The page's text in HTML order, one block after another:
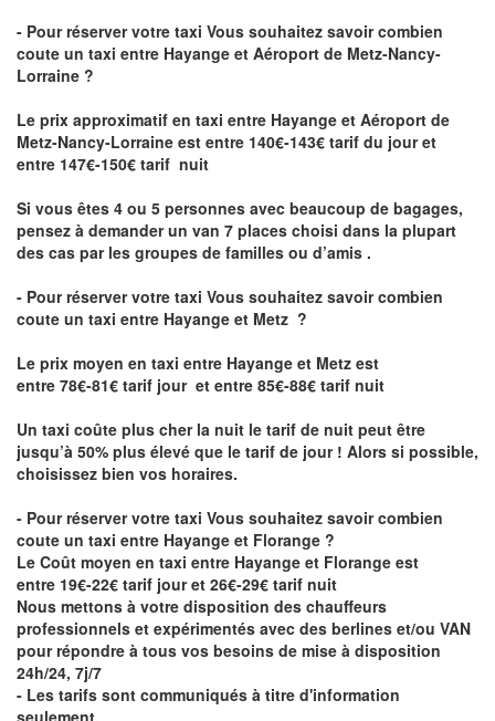
- Pour réserver votre taxi Vous souhaitez savoircombien
coute un taxi entre Hayange et Aéroport de Metz-Nancy-
Lorraine ?
Le prix approximatif en taxi entre Hayange et Aéroport de
Metz-Nancy-Lorraine est entre 140€-143€ tarif du jour et
entre 147€-150€ tarif nuit
Si vous êtes 4 ou 5 personnes avec beaucoup de bagages,
pensez à demander un van 7 places choisi dans la plupart
des cas par les groupes de familles ou d’amis .
- Pour réserver votre taxi Vous souhaitez savoircombien
coute un taxi entre Hayange et Metz ?
Le prix moyen en taxi entre Hayange et Metz est
entre 78€-81€ tarif jour et entre 85€-88€ tarif nuit
Un taxi coûte plus cher la nuit le tarif de nuit peut être
jusqu’à 50% plus élevé que le tarif de jour ! Alors si possible,
choisissez bien vos horaires.
- Pour réserver votre taxi Vous souhaitez savoircombien
coute un taxi entre Hayange et Florange ?
Le Coût moyen en taxi entre Hayange et Florange est
entre 19€-22€ tarif jour et 26€-29€ tarif nuit
Nous mettons à votre disposition des chauffeurs
professionnels et expérimentés avec des berlines et/ou VAN
pour répondre à tous vos besoins de mise à disposition
24h/24, 7j/7
- Les tarifs sont communiqués à titre d'information